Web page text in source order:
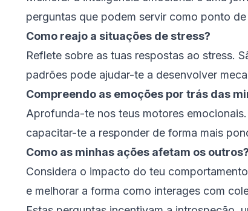
perguntas que podem servir como ponto
Como reajo a situações de stress?
Reflete sobre as tuas respostas ao stress.
padrões pode ajudar-te a desenvolver
Compreendo as emoções por trás das
Aprofunda-te nos teus motores
capacitar-te a responder de forma mais
Como as minhas ações afetam os outros?
Considera o impacto do teu
e melhorar a forma como interages com